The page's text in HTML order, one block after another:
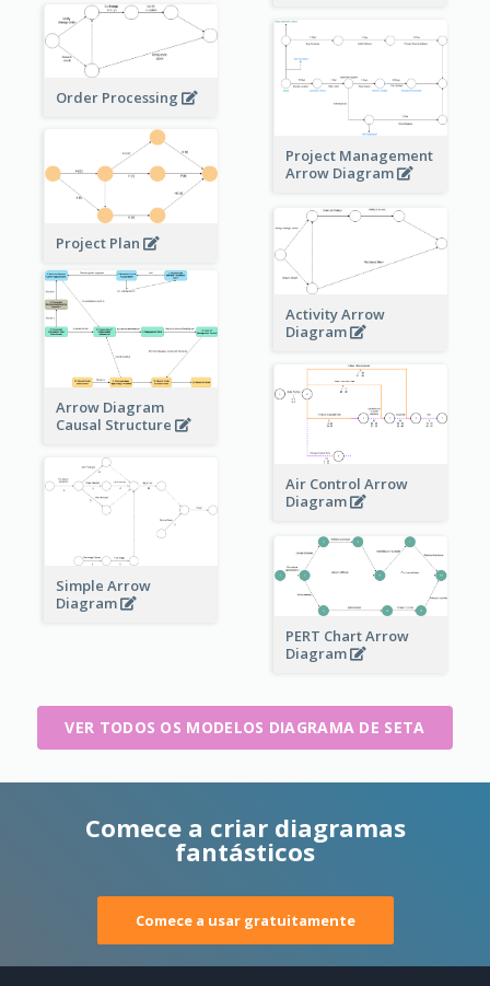
Order Processing
Project Management
Arrow Diagram
Project Plan
Activity Arrow
Diagram
Arrow Diagram
Causal Structure
Air Control Arrow
Diagram
Simple Arrow
Diagram
PERT Chart Arrow
Diagram
VER TODOS OS MODELOS DIAGRAMA DE SETA
Comece a criar diagramas
fantásticos
Comece a usar gratuitamente